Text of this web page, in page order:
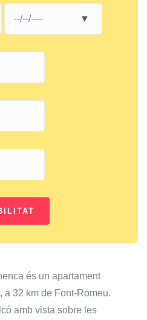
és un apartament
a 32 km de Font-Romeu.
amb vista sobre les